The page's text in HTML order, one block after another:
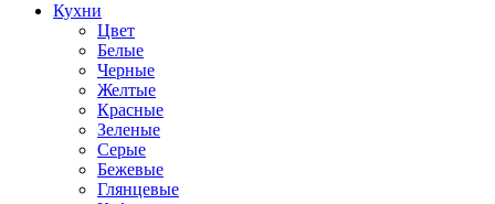
Кухни
Цвет
Белые
Черные
Желтые
Красные
Зеленые
Серые
Бежевые
Глянцевые